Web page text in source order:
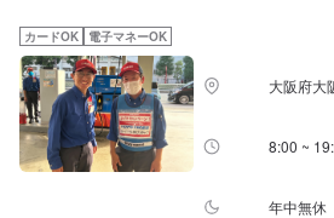
カードOK 電子マネーOK
大阪府大
8:00 ~
年中無休